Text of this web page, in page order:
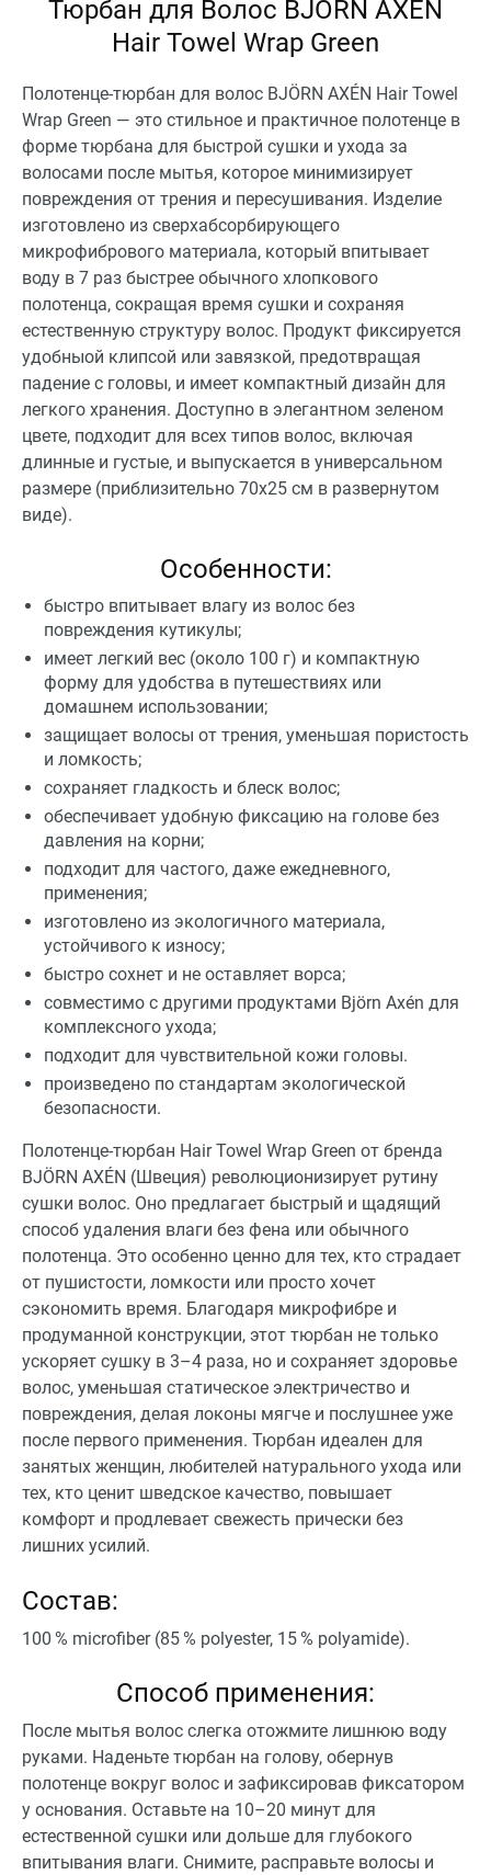
Тюрбан для Волос BJÖRN AXÉN
Hair Towel Wrap Green
Полотенце-тюрбан для волос BJÖRN AXÉN Hair Towel
Wrap Green — это стильное и практичное полотенце в
форме тюрбана для быстрой сушки и ухода за
волосами после мытья, которое минимизирует
повреждения от трения и пересушивания. Изделие
изготовлено из сверхабсорбирующего
микрофибрового материала, который впитывает
воду в 7 раз быстрее обычного хлопкового
полотенца, сокращая время сушки и сохраняя
естественную структуру волос. Продукт фиксируется
удобныой клипсой или завязкой, предотвращая
падение с головы, и имеет компактный дизайн для
легкого хранения. Доступно в элегантном зеленом
цвете, подходит для всех типов волос, включая
длинные и густые, и выпускается в универсальном
размере (приблизительно 70x25 см в развернутом
виде).
Особенности:
быстро впитывает влагу из волос без
повреждения кутикулы;
имеет легкий вес (около 100 г) и компактную
форму для удобства в путешествиях или
домашнем использовании;
защищает волосы от трения, уменьшая пористость
и ломкость;
сохраняет гладкость и блеск волос;
обеспечивает удобную фиксацию на голове без
давления на корни;
подходит для частого, даже ежедневного,
применения;
изготовлено из экологичного материала,
устойчивого к износу;
быстро сохнет и не оставляет ворса;
совместимо с другими продуктами Björn Axén для
комплексного ухода;
подходит для чувствительной кожи головы.
произведено по стандартам экологической
безопасности.
Полотенце-тюрбан Hair Towel Wrap Green от бренда
BJÖRN AXÉN (Швеция) революционизирует рутину
сушки волос. Оно предлагает быстрый и щадящий
способ удаления влаги без фена или обычного
полотенца. Это особенно ценно для тех, кто страдает
от пушистости, ломкости или просто хочет
сэкономить время. Благодаря микрофибре и
продуманной конструкции, этот тюрбан не только
ускоряет сушку в 3–4 раза, но и сохраняет здоровье
волос, уменьшая статическое электричество и
повреждения, делая локоны мягче и послушнее уже
после первого применения. Тюрбан идеален для
занятых женщин, любителей натурального ухода или
тех, кто ценит шведское качество, повышает
комфорт и продлевает свежесть прически без
лишних усилий.
Состав:
100 % microfiber (85 % polyester, 15 % polyamide).
Способ применения:
После мытья волос слегка отожмите лишнюю воду
руками. Наденьте тюрбан на голову, обернув
полотенце вокруг волос и зафиксировав фиксатором
у основания. Оставьте на 10–20 минут для
естественной сушки или дольше для глубокого
впитывания влаги. Снимите, расправьте волосы и